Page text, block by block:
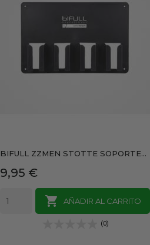
BIFULL ZZMEN STOTTE SOPORTE...
Precio
9,95 €

AÑADIR AL CARRITO
(0)